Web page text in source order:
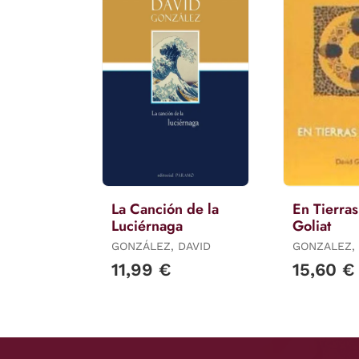
La Canción de la
Luciérnaga
GONZÁLEZ, DAVID
11,99 €
En
Goliat
GONZALEZ,
15,60 €